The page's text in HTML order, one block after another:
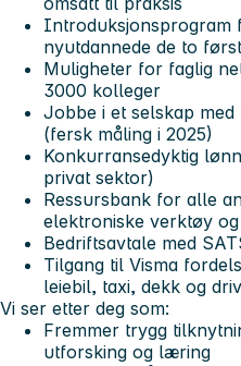
Introduksjonsprogram
nyutdannede de to
Muligheter for faglig
3000 kolleger
Jobbe i et selskap
(fersk måling i 2025)
Konkurransedyktig
privat sektor)
Ressursbank for alle
elektroniske verktøy
Bedriftsavtale med
Tilgang til Visma
leiebil, taxi, dekk og
Vi ser etter deg som:
Fremmer trygg
utforsking og læring